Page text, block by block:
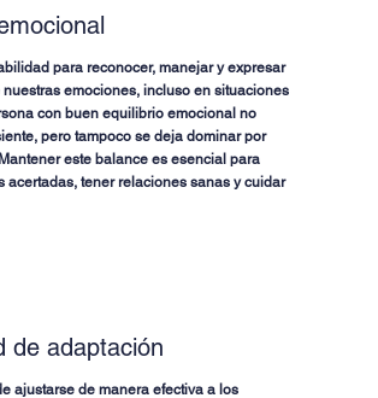
para reconocer, manejar y expresar
emociones, incluso en situaciones
con buen equilibrio emocional no
pero tampoco se deja dominar por
este balance es esencial para
acertadas, tener relaciones sanas y cuidar
de adaptación
ajustarse de manera efectiva a los